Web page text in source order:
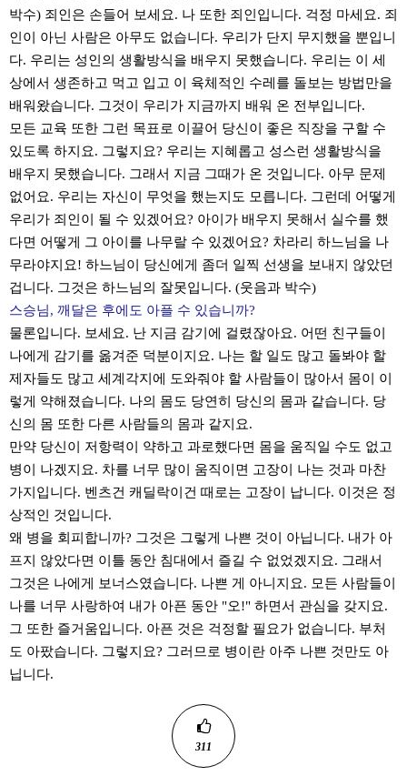
박수) 죄인은 손들어 보세요. 나 또한 죄인입니다. 걱정 마세요. 죄
인이 아닌 사람은 아무도 없습니다. 우리가 단지 무지했을 뿐입니
다. 우리는 성인의 생활방식을 배우지 못했습니다. 우리는 이 세
상에서 생존하고 먹고 입고 이 육체적인 수레를 돌보는 방법만을
배워왔습니다. 그것이 우리가 지금까지 배워 온 전부입니다.
모든 교육 또한 그런 목표로 이끌어 당신이 좋은 직장을 구할 수
있도록 하지요. 그렇지요? 우리는 지혜롭고 성스런 생활방식을
배우지 못했습니다. 그래서 지금 그때가 온 것입니다. 아무 문제
없어요. 우리는 자신이 무엇을 했는지도 모릅니다. 그런데 어떻게
우리가 죄인이 될 수 있겠어요? 아이가 배우지 못해서 실수를 했
다면 어떻게 그 아이를 나무랄 수 있겠어요? 차라리 하느님을 나
무라야지요! 하느님이 당신에게 좀더 일찍 선생을 보내지 않았던
겁니다. 그것은 하느님의 잘못입니다. (웃음과 박수)
스승님, 깨달은 후에도 아플 수 있습니까?
물론입니다. 보세요. 난 지금 감기에 걸렸잖아요. 어떤 친구들이
나에게 감기를 옮겨준 덕분이지요. 나는 할 일도 많고 돌봐야 할
제자들도 많고 세계각지에 도와줘야 할 사람들이 많아서 몸이 이
렇게 약해졌습니다. 나의 몸도 당연히 당신의 몸과 같습니다. 당
신의 몸 또한 다른 사람들의 몸과 같지요.
만약 당신이 저항력이 약하고 과로했다면 몸을 움직일 수도 없고
병이 나겠지요. 차를 너무 많이 움직이면 고장이 나는 것과 마찬
가지입니다. 벤츠건 캐딜락이건 때로는 고장이 납니다. 이것은 정
상적인 것입니다.
왜 병을 회피합니까? 그것은 그렇게 나쁜 것이 아닙니다. 내가 아
프지 않았다면 이틀 동안 침대에서 즐길 수 없었겠지요. 그래서
그것은 나에게 보너스였습니다. 나쁜 게 아니지요. 모든 사람들이
나를 너무 사랑하여 내가 아픈 동안 "오!" 하면서 관심을 갖지요.
그 또한 즐거움입니다. 아픈 것은 걱정할 필요가 없습니다. 부처
도 아팠습니다. 그렇지요? 그러므로 병이란 아주 나쁜 것만도 아
닙니다.
311